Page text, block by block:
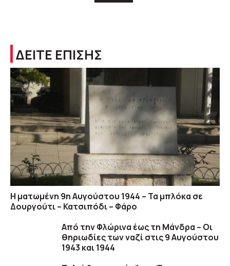
ΔΕΙΤΕ ΕΠΙΣΗΣ
Η ματωμένη 9η Αυγούστου 1944 – Τα μπλόκα σε
Δουργούτι – Κατσιπόδι – Φάρο
Από την Φλώρινα έως τη Μάνδρα – Οι
θηριωδίες των ναζί στις 9 Αυγούστου
1943 και 1944